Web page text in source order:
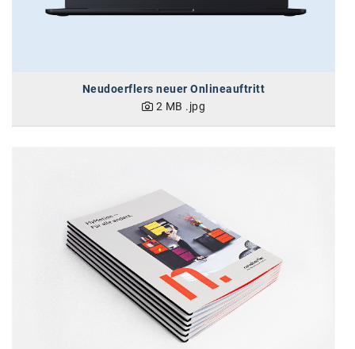
Neudoerflers neuer Onlineauftritt
2 MB .jpg